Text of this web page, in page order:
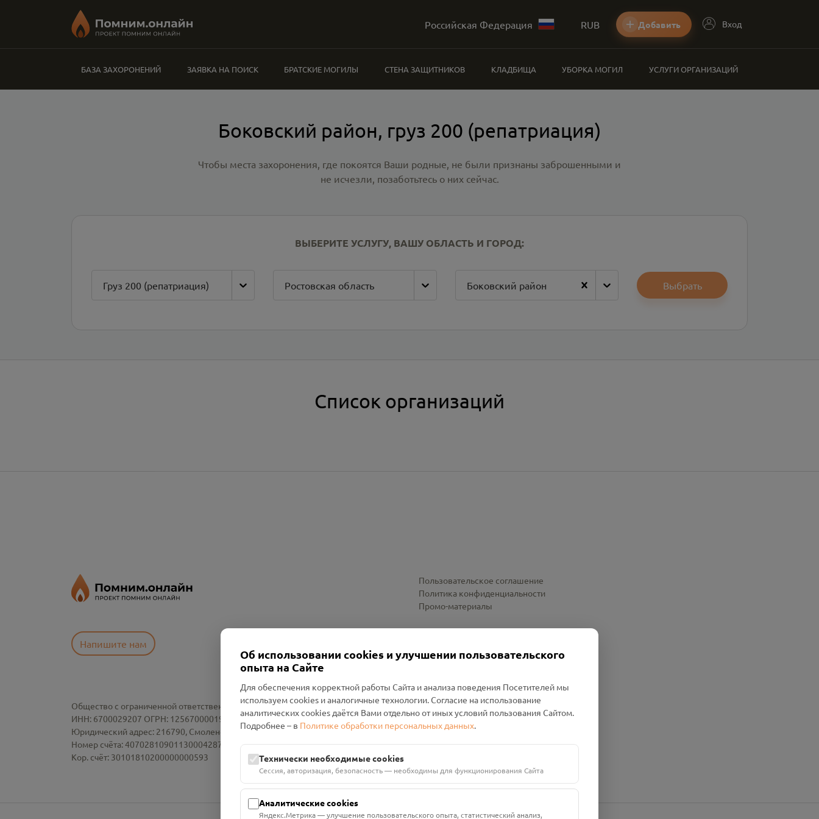
Российская Федерация RUB Добавить Вход
БАЗА ЗАХОРОНЕНИЙ ЗАЯВКА НА ПОИСК БРАТСКИЕ МОГИЛЫ СТЕНА ЗАЩИТНИКОВ КЛАДБИЩА УБОРКА МОГИЛ УСЛУГИ ОРГАНИЗАЦИЙ
Боковский район, груз 200 (репатриация)
Чтобы места захоронения, где покоятся Ваши родные, не были признаны заброшенными и
не исчезли, позаботьтесь о них сейчас.
ВЫБЕРИТЕ УСЛУГУ, ВАШУ ОБЛАСТЬ И ГОРОД:
Груз 200 (репатриация) Ростовская область Боковский район Выбрать
Список организаций
Напишите нам
Пользовательское соглашение
Политика конфиденциальности
Промо-материалы
Общество с ограниченной ответственностью «Смоленский Проект Помним»
ИНН: 6700029207 ОГРН: 1256700001986
Юридический адрес: 216790, Смоленская область, р-н Руднянский, г. Рудня, улица Западная, д. 26А, пом. 18
Номер счёта: 40702810901130004287 в АО "АЛЬФА-БАНК"
Кор. счёт: 30101810200000000593
Об использовании cookies и улучшении пользовательского
опыта на Сайте
Для обеспечения корректной работы Сайта и анализа поведения Посетителей мы
используем cookies и аналогичные технологии. Согласие на использование
аналитических cookies даётся Вами отдельно от иных условий пользования Сайтом.
Подробнее – в Политике обработки персональных данных.
Технически необходимые cookies
Сессия, авторизация, безопасность — необходимы для функционирования Сайта
Аналитические cookies
Яндекс.Метрика — улучшение пользовательского опыта, статистический анализ,